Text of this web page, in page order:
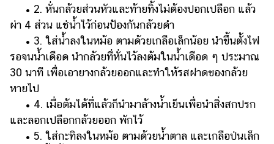
• 2. หั่นกล้วยส่วนหัวและท้ายทิ้งไม่ต้องปอกเปลือก แล้ว
ผ่า 4 ส่วน แช่น้ำไว้ก่อนป้องกันกล้วยดำ
• 3. ใส่น้ำลงในหม้อ ตามด้วยเกลือเล็กน้อย นำขึ้นตั้งไฟ
รอจนน้ำเดือด นำกล้วยที่หั่นไว้ลงต้มในน้ำเดือด ๆ ประมาณ
30 นาที เพื่อเอายางกล้วยออกและทำให้รสฝาดของกล้วย
หายไป
• 4. เมื่อต้มได้ที่แล้วก็นำมาล้างน้ำเย็นเพื่อนำสิ่งสกปรก
และลอกเปลือกกล้วยออก พักไว้
• 5. ใส่กะทิลงในหม้อ ตามด้วยน้ำตาล และเกลือป่นเล็ก